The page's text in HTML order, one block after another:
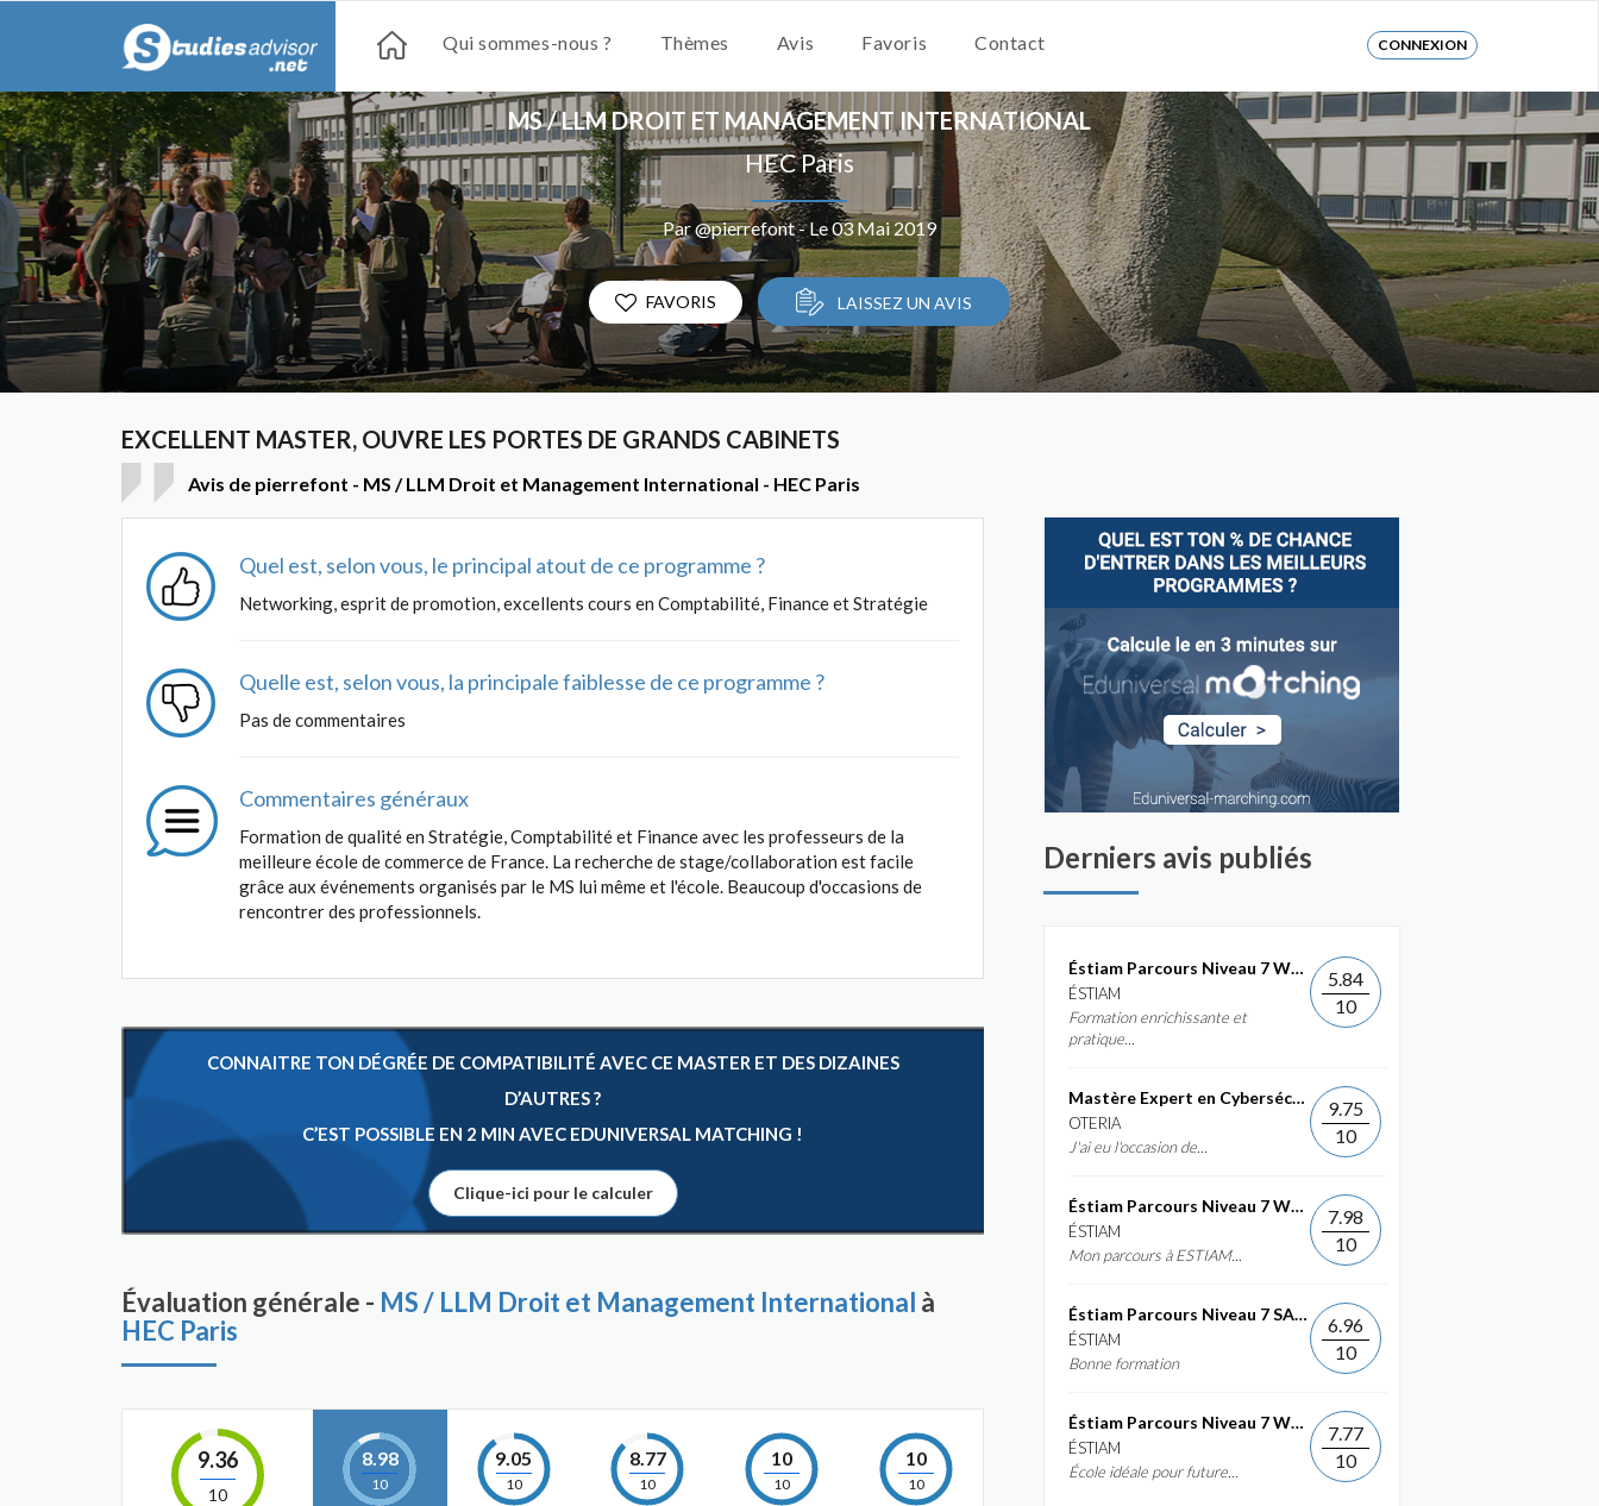
Qui sommes-nous ? Thèmes Avis Favoris Contact CONNEXION
MS / LLM DROIT ET MANAGEMENT INTERNATIONAL
HEC Paris
Par @pierrefont - Le 03 Mai 2019
FAVORIS LAISSEZ UN AVIS
EXCELLENT MASTER, OUVRE LES PORTES DE GRANDS CABINETS
Avis de pierrefont - MS / LLM Droit et Management International - HEC Paris
Quel est, selon vous, le principal atout de ce programme ?
Networking, esprit de promotion, excellents cours en Comptabilité, Finance et Stratégie
Quelle est, selon vous, la principale faiblesse de ce programme ?
Pas de commentaires
Commentaires généraux
Formation de qualité en Stratégie, Comptabilité et Finance avec les professeurs de la
meilleure école de commerce de France. La recherche de stage/collaboration est facile
grâce aux événements organisés par le MS lui même et l'école. Beaucoup d'occasions de
rencontrer des professionnels.
CONNAITRE TON DÉGRÉE DE COMPATIBILITÉ AVEC CE MASTER ET DES DIZAINES
D’AUTRES ?
C’EST POSSIBLE EN 2 MIN AVEC EDUNIVERSAL MATCHING !
Clique-ici pour le calculer
Évaluation générale - MS / LLM Droit et Management International à
HEC Paris
9.36
10
8.98
10
9.05
10
8.77
10
10
10
10
10
Derniers avis publiés
Éstiam Parcours Niveau 7 Web &...
ÉSTIAM
Formation enrichissante et
pratique...
5.84
10
Mastère Expert en Cybersécurité
OTERIA
J'ai eu l'occasion de...
9.75
10
Éstiam Parcours Niveau 7 Web &...
ÉSTIAM
Mon parcours à ESTIAM...
7.98
10
Éstiam Parcours Niveau 7 SAP ERP...
ÉSTIAM
Bonne formation
6.96
10
Éstiam Parcours Niveau 7 Web &...
ÉSTIAM
École idéale pour future...
7.77
10